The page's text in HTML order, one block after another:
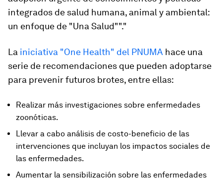
integrados de salud humana, animal y ambiental:
un enfoque de "Una Salud""."
La iniciativa "One Health" del PNUMA hace una
serie de recomendaciones que pueden adoptarse
para prevenir futuros brotes, entre ellas:
Realizar más investigaciones sobre enfermedades
zoonóticas.
Llevar a cabo análisis de costo-beneficio de las
intervenciones que incluyan los impactos sociales de
las enfermedades.
Aumentar la sensibilización sobre las enfermedades